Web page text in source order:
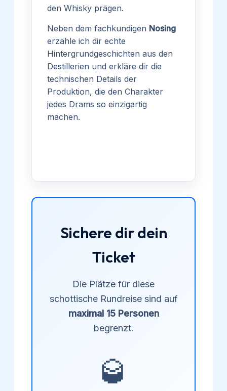
den Whisky prägen.
Neben dem fachkundigen Nosing
erzähle ich dir echte
Hintergrundgeschichten aus den
Destillerien und erkläre dir die
technischen Details der
Produktion, die den Charakter
jedes Drams so einzigartig
machen.
Sichere dir dein
Ticket
Die Plätze für diese
schottische Rundreise sind auf
maximal 15 Personen
begrenzt.
🥃